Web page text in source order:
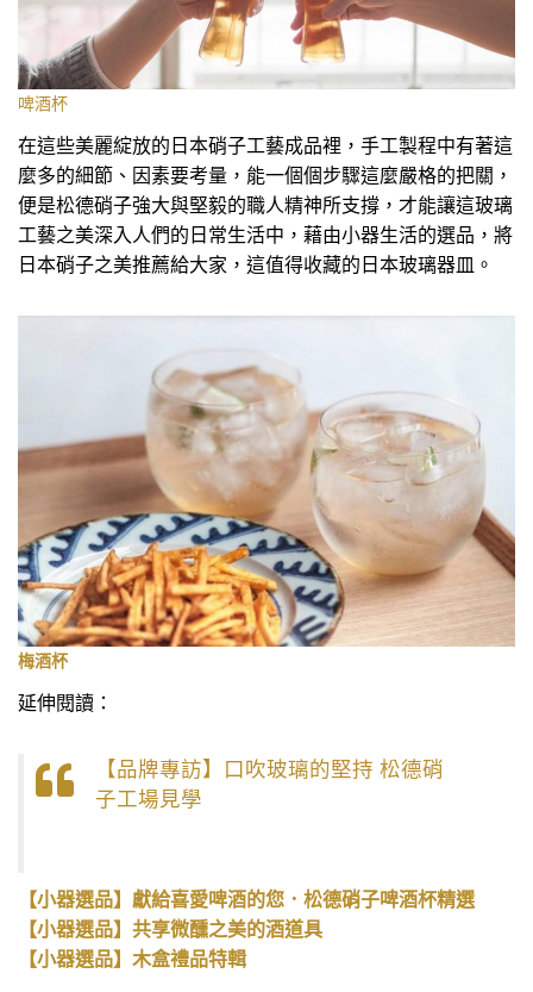
啤酒杯
在這些美麗綻放的日本硝子工藝成品裡，手工製程中有著這
麼多的細節、因素要考量，能一個個步驟這麼嚴格的把關，
便是松德硝子強大與堅毅的職人精神所支撐，才能讓這玻璃
工藝之美深入人們的日常生活中，藉由小器生活的選品，將
日本硝子之美推薦給大家，這值得收藏的日本玻璃器皿。
梅酒杯
延伸閱讀：
【品牌專訪】口吹玻璃的堅持 松德硝
子工場見學
【小器選品】獻給喜愛啤酒的您．松德硝子啤酒杯精選
【小器選品】共享微醺之美的酒道具
【小器選品】木盒禮品特輯